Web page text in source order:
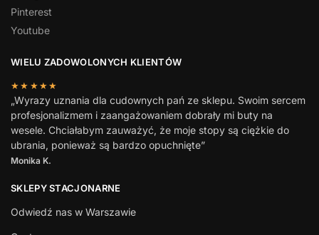
Pinterest
Youtube
WIELU ZADOWOLONYCH KLIENTÓW
★★★★★
„Wyrazy uznania dla cudownych pań ze sklepu. Swoim sercem
profesjonalizmem i zaangażowaniem dobrały mi buty na
wesele. Chciałabym zauważyć, że moje stopy są ciężkie do
ubrania, ponieważ są bardzo opuchnięte”
Monika K.
SKLEPY STACJONARNE
Odwiedź nas w Warszawie